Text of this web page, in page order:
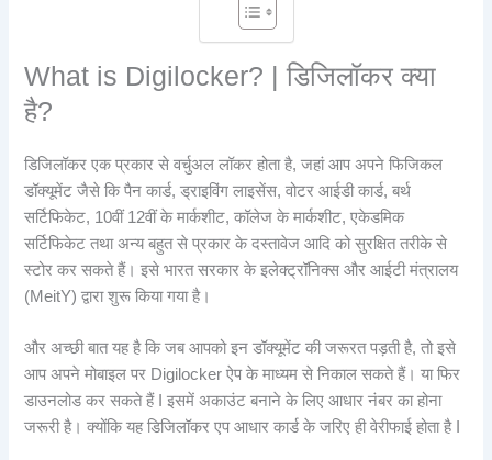
What is Digilocker? | डिजिलॉकर क्या
है?
डिजिलॉकर एक प्रकार से वर्चुअल लॉकर होता है, जहां आप अपने फिजिकल
डॉक्यूमेंट जैसे कि पैन कार्ड, ड्राइविंग लाइसेंस, वोटर आईडी कार्ड, बर्थ
सर्टिफिकेट, 10वीं 12वीं के मार्कशीट, कॉलेज के मार्कशीट, एकेडमिक
सर्टिफिकेट तथा अन्य बहुत से प्रकार के दस्तावेज आदि को सुरक्षित तरीके से
स्टोर कर सकते हैं। इसे भारत सरकार के इलेक्ट्रॉनिक्स और आईटी मंत्रालय
(MeitY) द्वारा शुरू किया गया है।
और अच्छी बात यह है कि जब आपको इन डॉक्यूमेंट की जरूरत पड़ती है, तो इसे
आप अपने मोबाइल पर Digilocker ऐप के माध्यम से निकाल सकते हैं। या फिर
डाउनलोड कर सकते हैं I इसमें अकाउंट बनाने के लिए आधार नंबर का होना
जरूरी है। क्योंकि यह डिजिलॉकर एप आधार कार्ड के जरिए ही वेरीफाई होता है I